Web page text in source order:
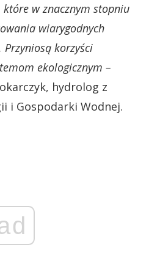
w znacznym stopniu
wiarygodnych
korzyści
ekologicznym –
hydrolog z
i Gospodarki Wodnej.